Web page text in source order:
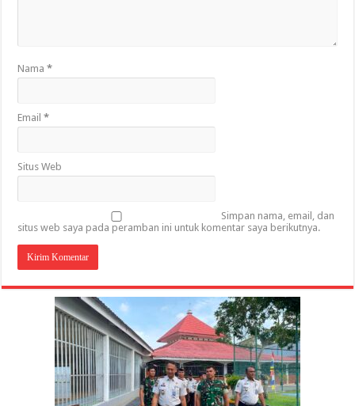
Nama*
Email*
Situs Web
Simpan nama, email, dan
situs web saya pada peramban ini untuk komentar saya berikutnya.